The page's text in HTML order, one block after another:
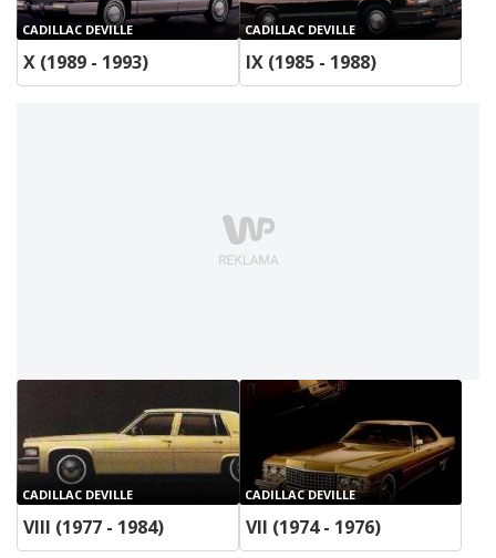
CADILLAC DEVILLE
X (1989 - 1993)
CADILLAC DEVILLE
IX (1985 - 1988)
CADILLAC DEVILLE
VIII (1977 - 1984)
CADILLAC DEVILLE
VII (1974 - 1976)